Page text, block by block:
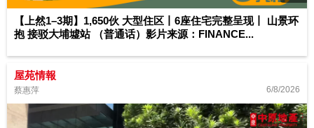
【上然1–3期】1,650伙 大型住区丨6座住宅完整呈现丨 山景环
抱 接驳大埔墟站 （普通话）影片来源：FINANCE...
屋苑情報
蔡惠萍 6/8/2026